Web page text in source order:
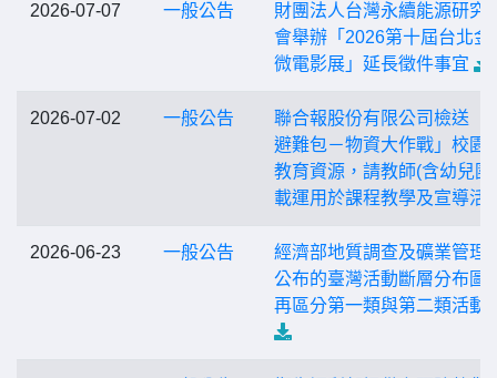
2026-07-07 一般公告
財團法人台灣永續能源研究
會舉辦「2026第十屆台北金
微電影展」延長徵件事宜
2026-07-02 一般公告
聯合報股份有限公司檢送「
避難包－物資大作戰」校園
教育資源，請教師(含幼兒園
載運用於課程教學及宣導活
2026-06-23 一般公告
經濟部地質調查及礦業管理
公布的臺灣活動斷層分布圖
再區分第一類與第二類活動